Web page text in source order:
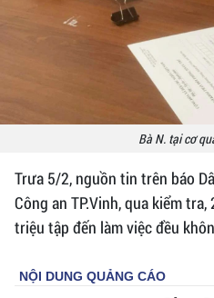
Bà N. tại cơ
Trưa 5/2, nguồn tin trên báo
Công an TP.Vinh, qua kiểm
triệu tập đến làm việc đều